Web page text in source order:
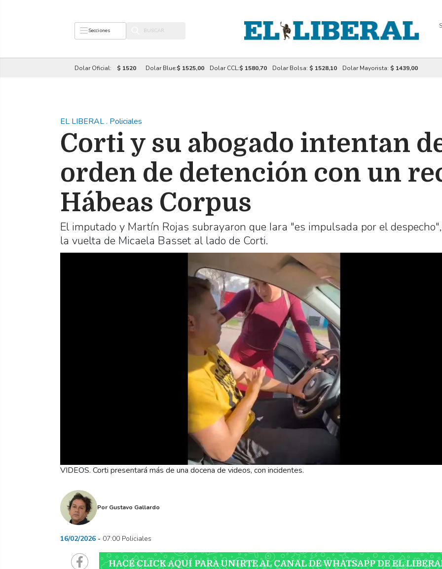
Secciones
Dolar Oficial: $ 1520 Dolar Blue:$ 1525,00 Dolar CCL:$ 1580,70 Dolar Bolsa: $ 1528,10 Dolar Mayorista: $ 1439,00
EL LIBERAL. Policiales
Corti y su abogado intentan
orden de detención con un
Hábeas Corpus
El imputado y Martín Rojas subrayaron que Iara "es impulsada por el
la vuelta de Micaela Basset al lado de Corti.
VIDEOS. Corti presentará más de una docena de videos, con incidentes.
Por Gustavo Gallardo
16/02/2026 07:00 Policiales
HACÉ CLICK AQUÍ PARA UNIRTE AL CANAL DE WHATSAPP DE EL